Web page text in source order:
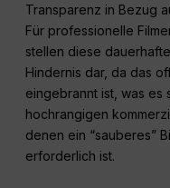
Transparenz in Bezug
Für professionelle
stellen diese
Hindernis dar, da das
eingebrannt ist, was es
hochrangigen
denen ein “sauberes”
erforderlich ist.